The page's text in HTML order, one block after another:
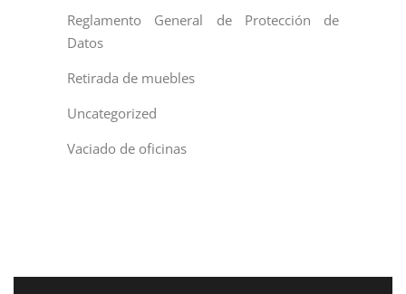
Reglamento General de Protección de
Datos
Retirada de muebles
Uncategorized
Vaciado de oficinas